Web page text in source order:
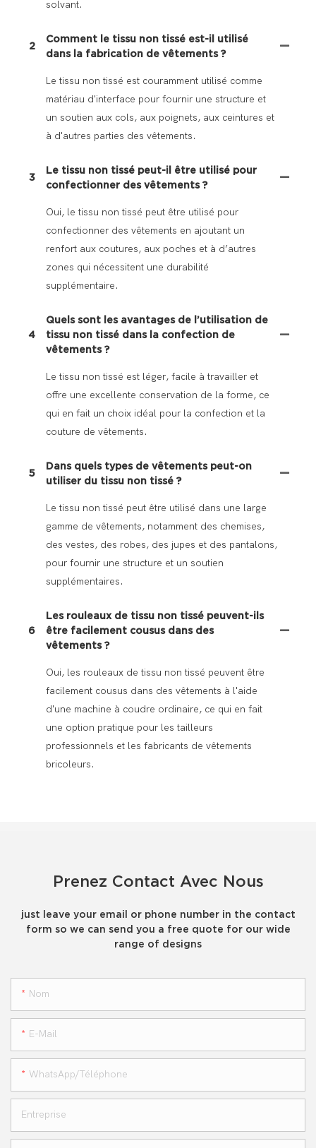
solvant.
2
Comment le tissu non tissé est-il utilisé
dans la fabrication de vêtements ?
Le tissu non tissé est couramment utilisé comme
matériau d'interface pour fournir une structure et
un soutien aux cols, aux poignets, aux ceintures et
à d'autres parties des vêtements.
3
Le tissu non tissé peut-il être utilisé pour
confectionner des vêtements ?
Oui, le tissu non tissé peut être utilisé pour
confectionner des vêtements en ajoutant un
renfort aux coutures, aux poches et à d’autres
zones qui nécessitent une durabilité
supplémentaire.
4
Quels sont les avantages de l’utilisation de
tissu non tissé dans la confection de
vêtements ?
Le tissu non tissé est léger, facile à travailler et
offre une excellente conservation de la forme, ce
qui en fait un choix idéal pour la confection et la
couture de vêtements.
5
Dans quels types de vêtements peut-on
utiliser du tissu non tissé ?
Le tissu non tissé peut être utilisé dans une large
gamme de vêtements, notamment des chemises,
des vestes, des robes, des jupes et des pantalons,
pour fournir une structure et un soutien
supplémentaires.
6
Les rouleaux de tissu non tissé peuvent-ils
être facilement cousus dans des
vêtements ?
Oui, les rouleaux de tissu non tissé peuvent être
facilement cousus dans des vêtements à l'aide
d'une machine à coudre ordinaire, ce qui en fait
une option pratique pour les tailleurs
professionnels et les fabricants de vêtements
bricoleurs.
Prenez Contact Avec Nous
just leave your email or phone number in the contact
form so we can send you a free quote for our wide
range of designs
Nom
E-Mail
WhatsApp/téléphone
Entreprise